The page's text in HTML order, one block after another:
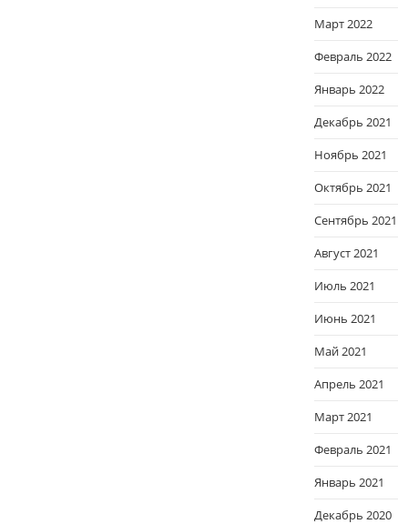
Март 2022
Февраль 2022
Январь 2022
Декабрь 2021
Ноябрь 2021
Октябрь 2021
Сентябрь 2021
Август 2021
Июль 2021
Июнь 2021
Май 2021
Апрель 2021
Март 2021
Февраль 2021
Январь 2021
Декабрь 2020